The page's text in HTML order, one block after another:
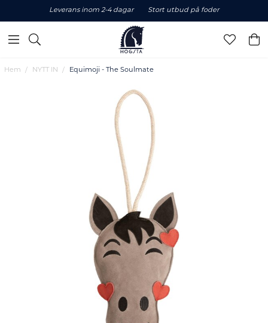
Leverans inom 2-4 dagar Stort utbud på foder
Hem NYTT IN Equimoji - The Soulmate